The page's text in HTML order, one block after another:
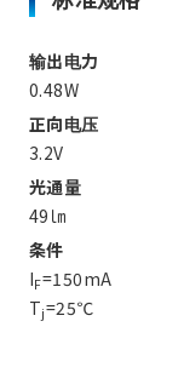
输出电力
0.48W
正向电压
3.2V
光通量
49㏐
条件
IF=150mA
Tj=25℃